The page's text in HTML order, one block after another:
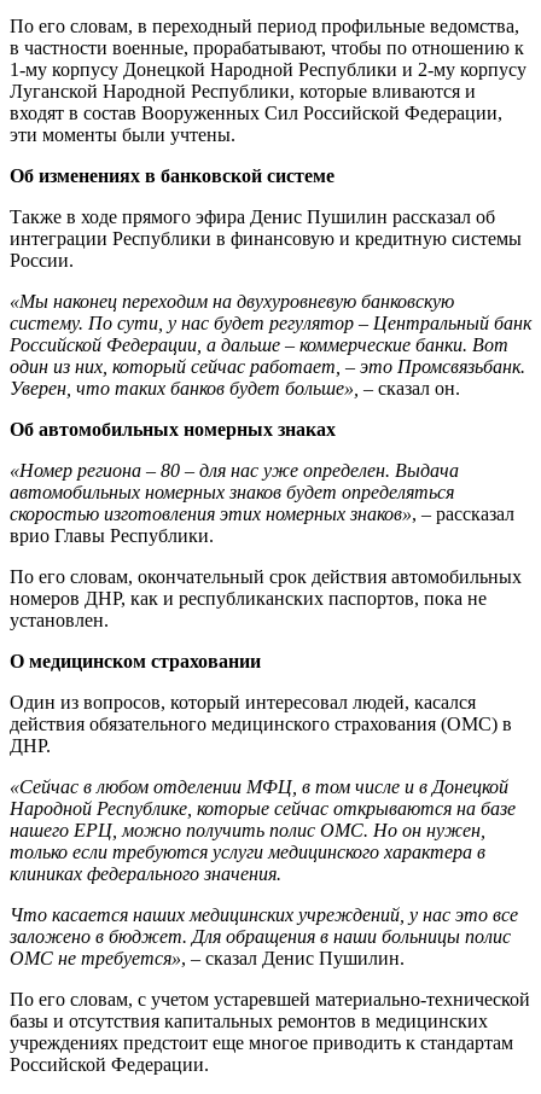
По его словам, в переходный период профильные ведомства,
в частности военные, прорабатывают, чтобы по отношению к
1-му корпусу Донецкой Народной Республики и 2-му корпусу
Луганской Народной Республики, которые вливаются и
входят в состав Вооруженных Сил Российской Федерации,
эти моменты были учтены.
Об изменениях в банковской системе
Также в ходе прямого эфира Денис Пушилин рассказал об
интеграции Республики в финансовую и кредитную системы
России.
«Мы наконец переходим на двухуровневую банковскую
систему. По сути, у нас будет регулятор – Центральный банк
Российской Федерации, а дальше – коммерческие банки. Вот
один из них, который сейчас работает, – это Промсвязьбанк.
Уверен, что таких банков будет больше», – сказал он.
Об автомобильных номерных знаках
«Номер региона – 80 – для нас уже определен. Выдача
автомобильных номерных знаков будет определяться
скоростью изготовления этих номерных знаков», – рассказал
врио Главы Республики.
По его словам, окончательный срок действия автомобильных
номеров ДНР, как и республиканских паспортов, пока не
установлен.
О медицинском страховании
Один из вопросов, который интересовал людей, касался
действия обязательного медицинского страхования (ОМС) в
ДНР.
«Сейчас в любом отделении МФЦ, в том числе и в Донецкой
Народной Республике, которые сейчас открываются на базе
нашего ЕРЦ, можно получить полис ОМС. Но он нужен,
только если требуются услуги медицинского характера в
клиниках федерального значения.
Что касается наших медицинских учреждений, у нас это все
заложено в бюджет. Для обращения в наши больницы полис
ОМС не требуется», – сказал Денис Пушилин.
По его словам, с учетом устаревшей материально-технической
базы и отсутствия капитальных ремонтов в медицинских
учреждениях предстоит еще многое приводить к стандартам
Российской Федерации.